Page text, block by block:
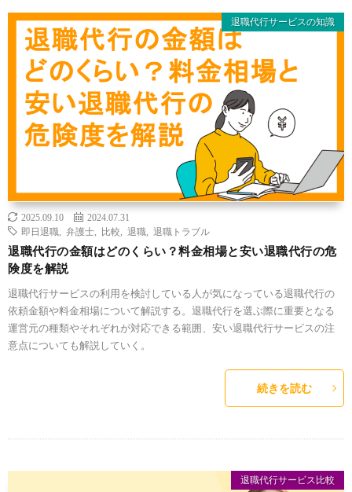
退職代行サービスの知識
2025.09.10
2024.07.31
即日退職
弁護士 比較 退職 退職トラブル
退職代行の金額はどのくらい？料金相場と安い退職代行の危
険度を解説
退職代行サービスの利用を検討している人が気になっている退職代行の
依頼金額や料金相場について解説する。退職代行を選ぶ際に重要となる
運営元の種類やそれぞれが対応できる範囲、安い退職代行サービスの注
意点についても解説していく。
続きを読む
退職代行サービス比較